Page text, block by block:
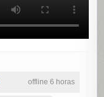
offline 6 horas